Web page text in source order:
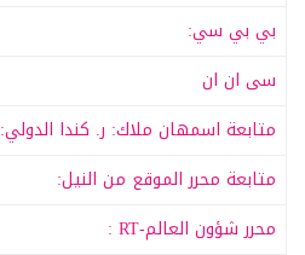
بي بي سي:
سى ان ان
متابعة اسمهان ملاك: ر. كندا الدولي:
متابعة محرر الموقع من النيل:
محرر شؤون العالم-RT :